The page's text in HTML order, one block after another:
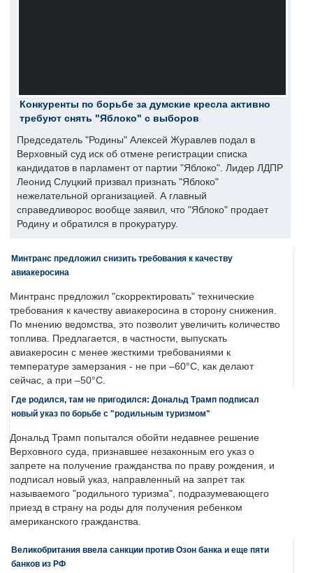
Конкуренты по борьбе за думские кресла активно
требуют снять "Яблоко" с выборов
Председатель "Родины" Алексей Журавлев подал в
Верховный суд иск об отмене регистрации списка
кандидатов в парламент от партии "Яблоко". Лидер ЛДПР
Леонид Слуцкий призвал признать "Яблоко"
нежелательной организацией. А главный
справедливорос вообще заявил, что "Яблоко" продает
Родину и обратился в прокуратуру.
Минтранс предложил снизить требования к качеству
авиакеросина
Минтранс предложил "скорректировать" технические
требования к качеству авиакеросина в сторону снижения.
По мнению ведомства, это позволит увеличить количество
топлива. Предлагается, в частности, выпускать
авиакеросин с менее жесткими требованиями к
температуре замерзания - не при –60°C, как делают
сейчас, а при –50°C.
Где родился, там не пригодился: Дональд Трамп подписал
новый указ по борьбе с "родильным туризмом"
Дональд Трамп попытался обойти недавнее решение
Верховного суда, признавшее незаконным его указ о
запрете на получение гражданства по праву рождения, и
подписал новый указ, направленный на запрет так
называемого "родильного туризма", подразумевающего
приезд в страну на роды для получения ребенком
американского гражданства.
Великобритания ввела санкции против Озон банка и еще пяти
банков из РФ